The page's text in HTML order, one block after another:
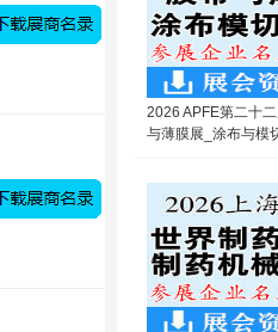
2026 APFE第二十
与薄膜展_涂布与模